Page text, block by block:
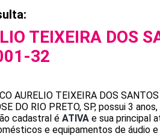
TEIXEIRA DOS
32
AURELIO TEIXEIRA DOS
DO RIO PRETO, SP, possui 3
cadastral é ATIVA e sua principal
e equipamentos de áudio e